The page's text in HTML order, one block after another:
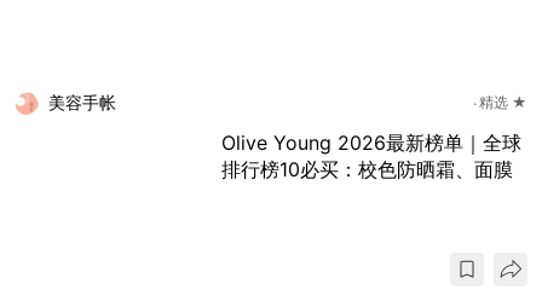
美容手帐 精选 ★
Olive Young 2026最新榜单｜全球
排行榜10必买：校色防晒霜、面膜